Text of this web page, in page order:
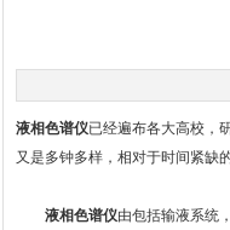
液相色谱仪已经遍布各大高校，
又是多钟多样，相对于时间紧缺
液相色谱仪由包括输液系统